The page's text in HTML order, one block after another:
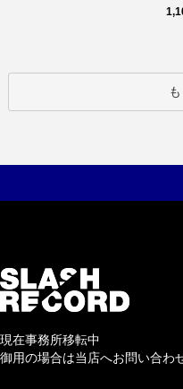
現在事務所移転中
御用の場合は当店へお問い合わ